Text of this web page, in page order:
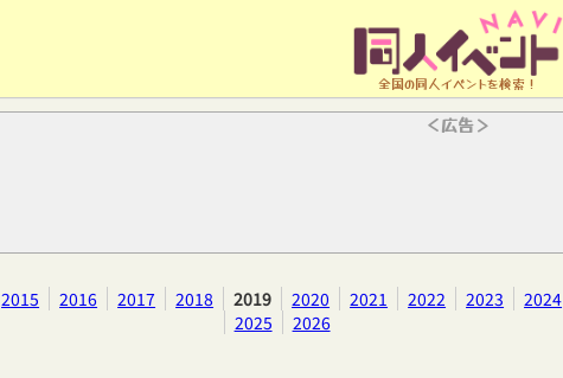
全国の同人イベントを検索！
＜広告＞
2015 2016 2017 2018 2019 2020 2021 2022 2023
2024
2025
2026